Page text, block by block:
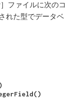
ファイルに次のコ
れた型でデータベ